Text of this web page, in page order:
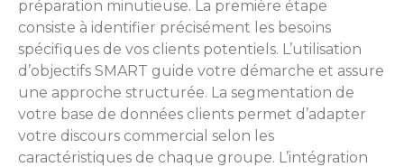
préparation minutieuse. La première étape
consiste à identifier précisément les besoins
spécifiques de vos clients potentiels. L’utilisation
d’objectifs SMART guide votre démarche et assure
une approche structurée. La segmentation de
votre base de données clients permet d’adapter
votre discours commercial selon les
caractéristiques de chaque groupe. L’intégration